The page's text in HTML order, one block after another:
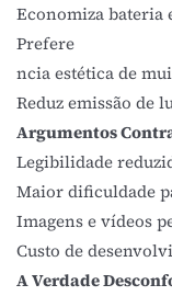
Economiza bateria
Prefere
ncia estética de
Reduz emissão de
Argumentos
Legibilidade
Maior dificuldade
Imagens e vídeos
Custo de
A Verdade